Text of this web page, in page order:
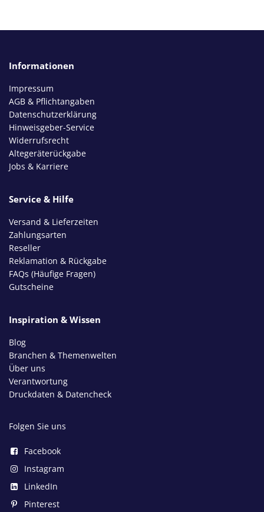
Informationen
Impressum
AGB & Pflichtangaben
Datenschutzerklärung
Hinweisgeber-Service
Widerrufsrecht
Altegeräterückgabe
Jobs & Karriere
Service & Hilfe
Versand & Lieferzeiten
Zahlungsarten
Reseller
Reklamation & Rückgabe
FAQs (Häufige Fragen)
Gutscheine
Inspiration & Wissen
Blog
Branchen & Themenwelten
Über uns
Verantwortung
Druckdaten & Datencheck
Folgen Sie uns
Facebook
Instagram
LinkedIn
Pinterest